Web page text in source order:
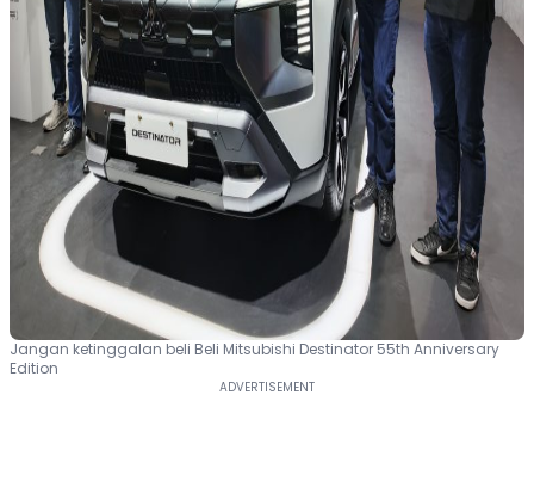
Jangan ketinggalan beli Beli Mitsubishi Destinator 55th Anniversary
Edition